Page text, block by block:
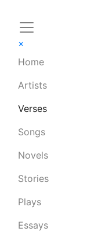
×
Home
Artists
Verses
Songs
Novels
Stories
Plays
Essays